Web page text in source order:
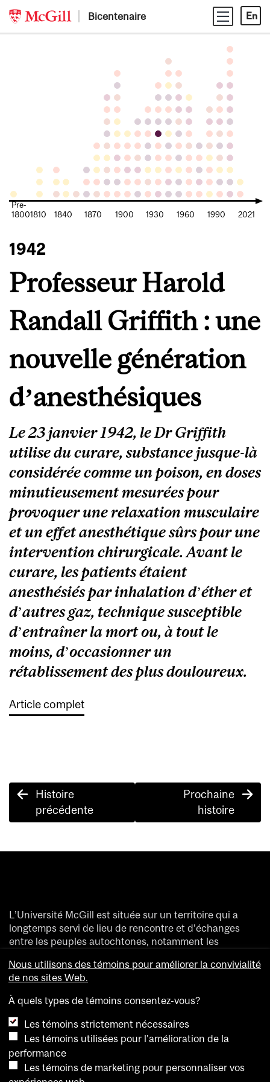
Skip
content
Bicentenaire En
Pre-
18001810 1840 1870 1900 1930 1960 1990 2021
1942
Professeur Harold
Randall Griffith : une
nouvelle génération
d’anesthésiques
Le 23 janvier 1942, le Dr Griffith
utilise du curare, substance jusque-là
considérée comme un poison, en doses
minutieusement mesurées pour
provoquer une relaxation musculaire
et un effet anesthétique sûrs pour une
intervention chirurgicale. Avant le
curare, les patients étaient
anesthésiés par inhalation d’éther et
d’autres gaz, technique susceptible
d’entraîner la mort ou, à tout le
moins, d’occasionner un
rétablissement des plus douloureux.
Article complet
Post
navigation
Histoire
précédente
Prochaine
histoire
L’Université McGill est située sur un territoire qui a
longtemps servi de lieu de rencontre et d’échanges
entre les peuples autochtones, notamment les
Nous saluons et remercions les divers peuples
autochtones qui ont enrichi de leur présence ce
territoire accueillant aujourd’hui des gens de partout
Nous utilisons des témoins pour améliorer la convivialité
de nos sites Web.
À quels types de témoins consentez-vous?
Les témoins strictement nécessaires
Les témoins utilisées pour l'amélioration de la
performance
Les témoins de marketing pour personnaliser vos